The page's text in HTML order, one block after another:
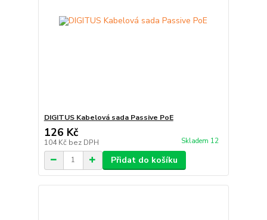
DIGITUS Kabelová sada Passive PoE
126 Kč
104 Kč bez DPH Skladem 12
Přidat do košíku